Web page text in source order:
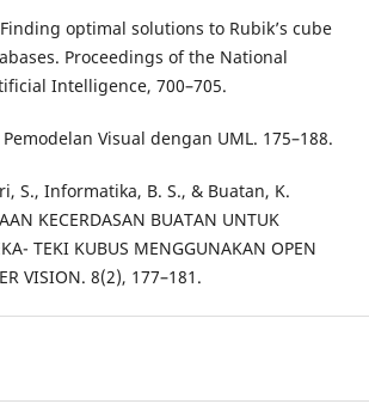
optimal solutions to Rubik’s cube
Proceedings of the National
Intelligence, 700–705.
Visual dengan UML. 175–188.
S., Informatika, B. S., & Buatan, K.
KECERDASAN BUATAN UNTUK
TEKI KUBUS MENGGUNAKAN OPEN
VISION. 8(2), 177–181.